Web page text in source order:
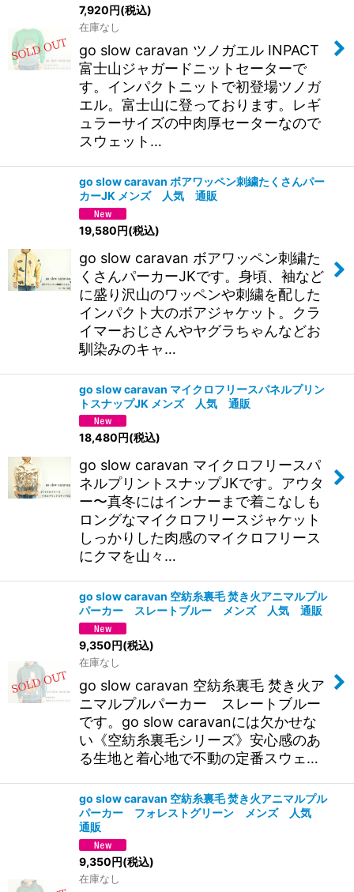
7,920円(税込)
在庫なし
go slow caravan ツノガエル INPACT
富士山ジャガードニットセーターで
す。インパクトニットで初登場ツノガ
エル。富士山に登っております。レギ
ュラーサイズの中肉厚セーターなので
スウェット…
go slow caravan ボアワッペン刺繍たくさんパー
カーJK メンズ 人気 通販
19,580円(税込)
go slow caravan ボアワッペン刺繍た
くさんパーカーJKです。身頃、袖など
に盛り沢山のワッペンや刺繍を配した
インパクト大のボアジャケット。クラ
イマーおじさんやヤグラちゃんなどお
馴染みのキャ…
go slow caravan マイクロフリースパネルプリン
トスナップJK メンズ 人気 通販
18,480円(税込)
go slow caravan マイクロフリースパ
ネルプリントスナップJKです。アウタ
ー〜真冬にはインナーまで着こなしも
ロングなマイクロフリースジャケット
しっかりした肉感のマイクロフリース
にクマを山々…
go slow caravan 空紡糸裏毛 焚き火アニマルプル
パーカー スレートブルー メンズ 人気 通販
9,350円(税込)
在庫なし
go slow caravan 空紡糸裏毛 焚き火ア
ニマルプルパーカー スレートブルー
です。go slow caravanには欠かせな
い《空紡糸裏毛シリーズ》安心感のあ
る生地と着心地で不動の定番スウェ…
go slow caravan 空紡糸裏毛 焚き火アニマルプル
パーカー フォレストグリーン メンズ 人気
通販
9,350円(税込)
在庫なし